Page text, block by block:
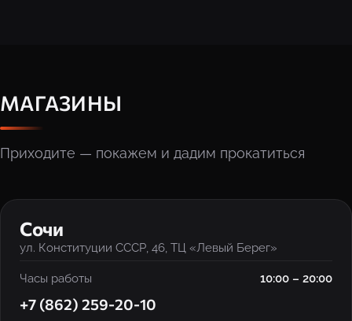
МАГАЗИНЫ
Приходите — покажем и дадим прокатиться
‹ ›
Сочи
ул. Конституции СССР, 46, ТЦ «Левый Берег»
Часы работы 10:00 – 20:00
+7 (862) 259-20-10